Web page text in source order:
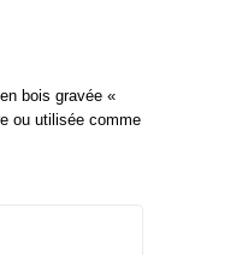
bois gravée «
ou utilisée comme